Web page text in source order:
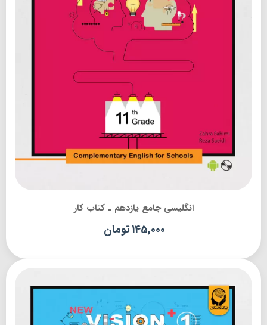
انگلیسی جامع یازدهم ـ کتاب کار
145,000تومان